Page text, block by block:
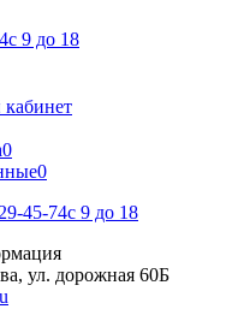
c 9 до 18
0
0
45-74c 9 до 18
ул. дорожная 60Б